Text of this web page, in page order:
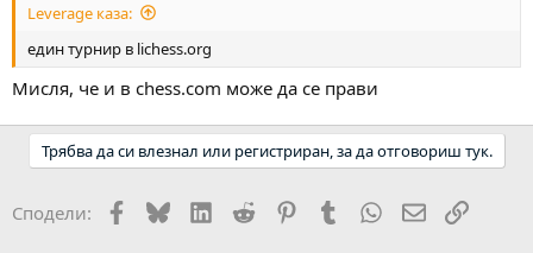
Leverage каза:
един турнир в lichess.org
Мисля, че и в chess.com може да се прави
Трябва да си влезнал или регистриран, за да отговориш тук.
Сподели: Facebook
BlueskyLinkedIn
Reddit PinterestTumblr WhatsApp
EmailLink